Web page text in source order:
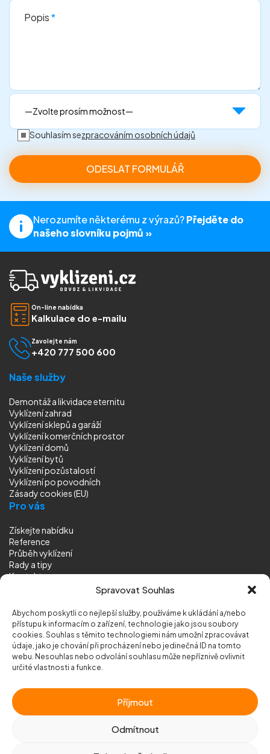
Spravovat Souhlas
Abychom poskytli co nejlepší služby, používáme k ukládání a/nebo
přístupu k informacím o zařízení, technologie jako jsou soubory
cookies. Souhlas s těmito technologiemi nám umožní zpracovávat
údaje, jako je chování při procházení nebo jedinečná ID na tomto
webu. Nesouhlas nebo odvolání souhlasu může nepříznivě ovlivnit
určité vlastnosti a funkce.
Příjmout
Odmítnout
Popis*
Souhlasím sezpracováním osobních údajů
Nerozumíte některému z výrazů?Přejděte do
našeho slovníku pojmů »
On-line nabídka
Kalkulace do e-mailu
Zavolejte nám
+420 777 500 600
Naše služby
Demontáž a likvidace eternitu
Vyklízení zahrad
Vyklízení sklepů a garáží
Vyklízení komerčních prostor
Vyklízení domů
Vyklízení bytů
Vyklízení pozůstalostí
Vyklízenípo povodních
Zásady cookies (EU)
Pro vás
Získejte nabídku
Reference
Průběh vyklízení
Rady a tipy
Kontakt
© 2026 Vyklizeni.cz (mapa stránek)
Chráněno služboureCAPTCHA